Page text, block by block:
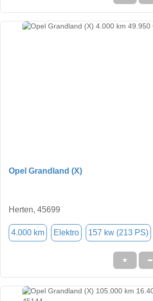
Opel Grandland (X)
Herten, 45699
4.000 km Elektro 157 kw (213 PS)
★ ➦